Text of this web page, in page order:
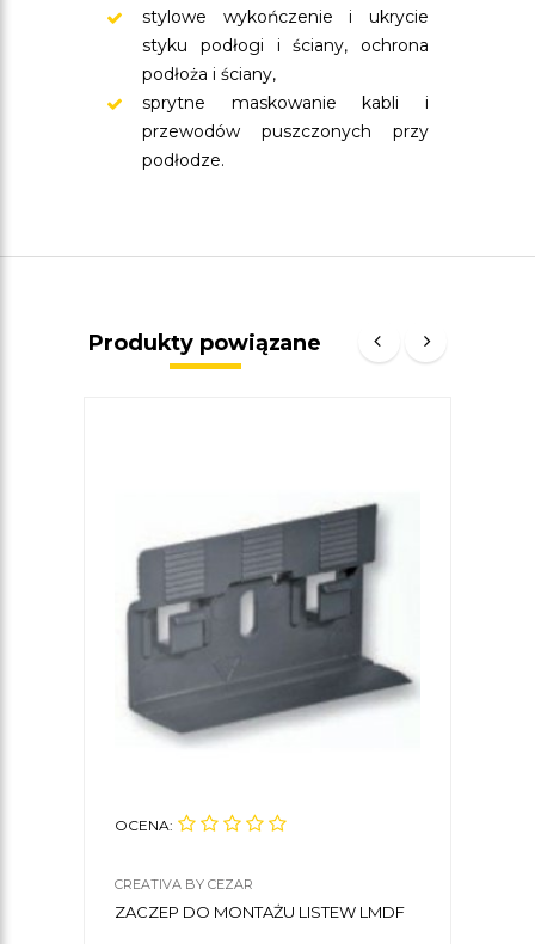
stylowe wykończenie i ukrycie
styku podłogi i ściany, ochrona
podłoża i ściany,
sprytne maskowanie kabli i
przewodów puszczonych przy
podłodze.
Produkty powiązane
OCENA:
CREATIVA BY CEZAR
ZACZEP DO MONTAŻU LISTEW LMDF